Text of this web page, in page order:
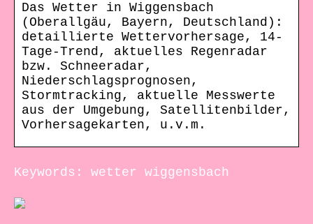
Das Wetter in Wiggensbach
(Oberallgäu, Bayern, Deutschland):
detaillierte Wettervorhersage, 14-
Tage-Trend, aktuelles Regenradar
bzw. Schneeradar,
Niederschlagsprognosen,
Stormtracking, aktuelle Messwerte
aus der Umgebung, Satellitenbilder,
Vorhersagekarten, u.v.m.
Keywords: wetter wiggensbach